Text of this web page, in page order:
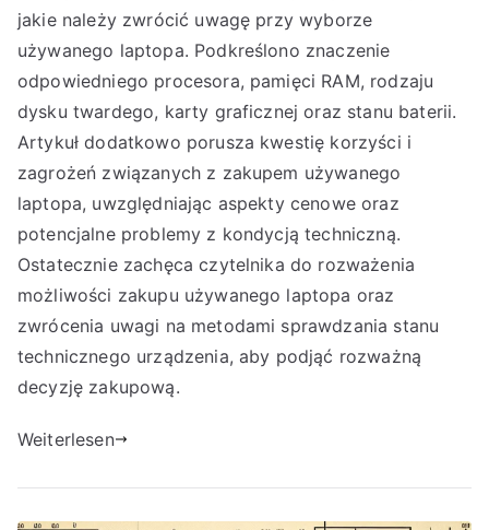
jakie należy zwrócić uwagę przy wyborze
używanego laptopa. Podkreślono znaczenie
odpowiedniego procesora, pamięci RAM, rodzaju
dysku twardego, karty graficznej oraz stanu baterii.
Artykuł dodatkowo porusza kwestię korzyści i
zagrożeń związanych z zakupem używanego
laptopa, uwzględniając aspekty cenowe oraz
potencjalne problemy z kondycją techniczną.
Ostatecznie zachęca czytelnika do rozważenia
możliwości zakupu używanego laptopa oraz
zwrócenia uwagi na metodami sprawdzania stanu
technicznego urządzenia, aby podjąć rozważną
decyzję zakupową.
Weiterlesen